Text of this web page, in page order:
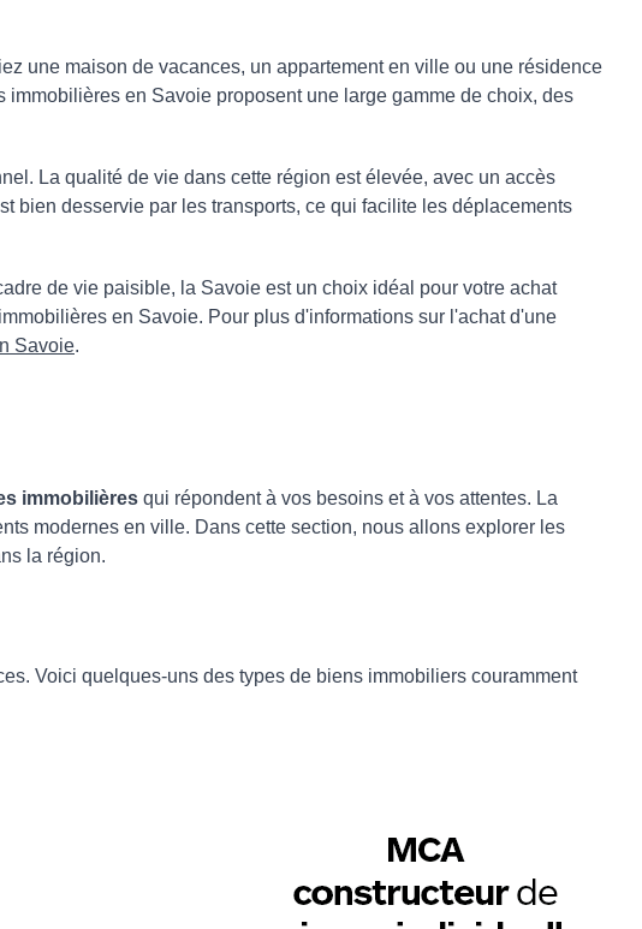
une maison de vacances, un appartement en ville ou une résidence
en Savoie proposent une large gamme de choix, des
La qualité de vie dans cette région est élevée, avec un accès
bien desservie par les transports, ce qui facilite les déplacements
de vie paisible, la Savoie est un choix idéal pour votre achat
en Savoie. Pour plus d'informations sur l'achat d'une
Savoie.
immobilières qui répondent à vos besoins et à vos attentes. La
modernes en ville. Dans cette section, nous allons explorer les
la région.
Voici quelques-uns des types de biens immobiliers couramment